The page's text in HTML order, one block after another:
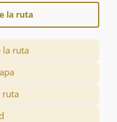
la ruta
la ruta
ruta